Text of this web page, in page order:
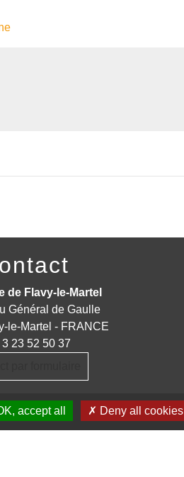
de Flavy-le-Martel
Général de Gaulle
le-Martel - FRANCE
23 52 50 37
accept all Deny all cookies